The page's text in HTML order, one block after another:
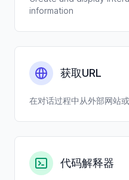
information
获取URL
在对话过程中从外部网站
代码解释器